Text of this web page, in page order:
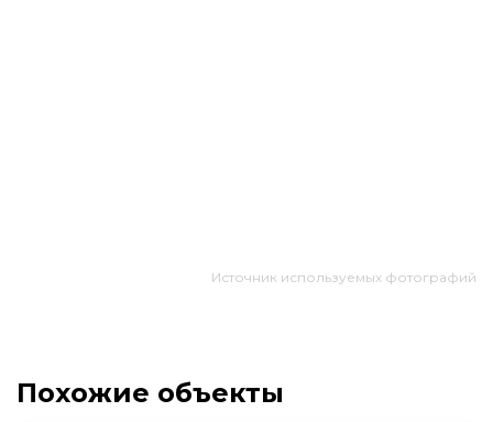
Источник используемых фотографий
Похожие объекты